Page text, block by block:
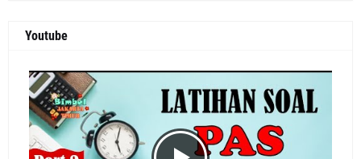
Youtube